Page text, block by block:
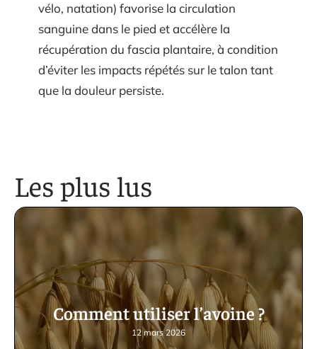
vélo, natation) favorise la circulation
sanguine dans le pied et accélère la
récupération du fascia plantaire, à condition
d’éviter les impacts répétés sur le talon tant
que la douleur persiste.
Les plus lus
Comment utiliser l’avoine ?
12 mars 2026